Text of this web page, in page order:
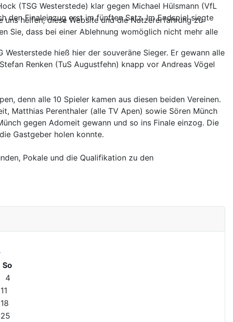
(TSG Westerstede) klar gegen Michael Hülsmann (VfL
den Finaleinzug erst im fünften Satz. Im Endspiel siegte
hieß hier der souveräne Sieger. Er gewann alle
Renken (TuS Augustfehn) knapp vor Andreas Vögel
denn alle 10 Spieler kamen aus diesen beiden Vereinen.
Matthias Perenthaler (alle TV Apen) sowie Sören Münch
gegen Adomeit gewann und so ins Finale einzog. Die
Gastgeber holen konnte.
Pokale und die Qualifikation zu den
So
4
11
18
25
helfen, diese Website und die Nutzererfahrung zu
Sie, dass bei einer Ablehnung womöglich nicht mehr alle